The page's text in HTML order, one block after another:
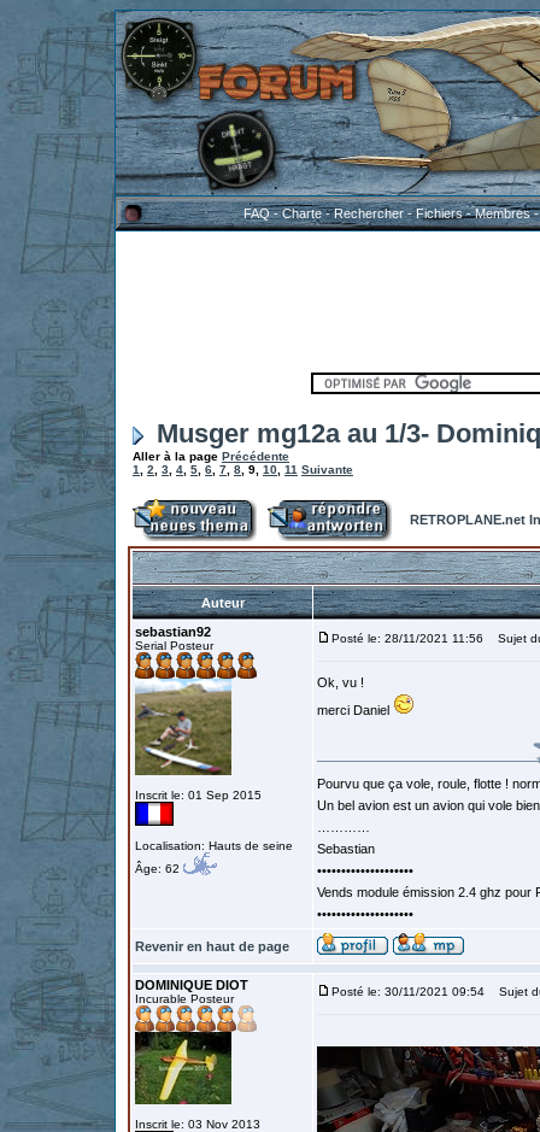
FAQ-Charte-Rechercher-Fichiers-Membres
Musger mg12a au 1/3-
Aller à la page Précédente
1
2 3 4 5 6 7 8 9 10 11 Suivante
RETROPLANE.net
Auteur
sebastian92
Serial Posteur
Inscrit le: 01 Sep 2015
Localisation: Hauts de seine
Âge: 62
Posté le: 28/11/2021 11:56 Sujet
Ok, vu !
merci Daniel
Pourvu que ça vole, roule, flotte !
Un bel avion est un avion qui vole
Sebastian
••••••••••••••••••••
Vends module émission 2.4 ghz
••••••••••••••••••••
Revenir en haut de page
DOMINIQUE DIOT
Incurable Posteur
Inscrit le: 03 Nov 2013
Posté le: 30/11/2021 09:54 Sujet